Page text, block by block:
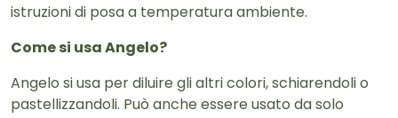
istruzioni di posa a temperatura ambiente.
Come si usa Angelo?
Angelo si usa per diluire gli altri colori, schiarendoli o
pastellizzandoli. Può anche essere usato da solo